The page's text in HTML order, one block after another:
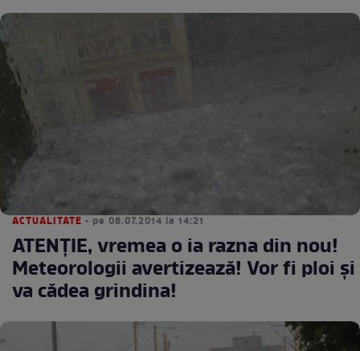
ACTUALITATE • pe 08.07.2014 la 14:21
ATENŢIE, vremea o ia razna din nou!
Meteorologii avertizează! Vor fi ploi şi
va cădea grindina!